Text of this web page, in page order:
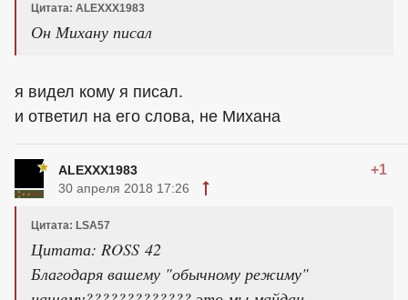
Цитата: ALEXXX1983
Он Михану писал
я видел кому я писал.
и ответил на его слова, не Михана
ALEXXX1983 +1
30 апреля 2018 17:26
Цитата: LSA57
Цитата: ROSS 42
Благодаря вашему "обычному режиму"